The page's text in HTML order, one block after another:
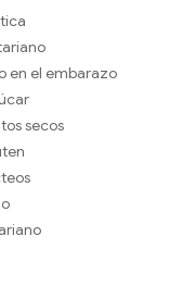
en el embarazo
secos